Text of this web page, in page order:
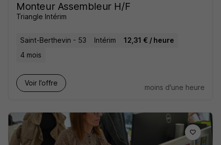
Monteur Assembleur H/F
Triangle Intérim
Saint-Berthevin - 53 Intérim
12,31 € / heure
4 mois
Voir l’offre
moins d'une heure